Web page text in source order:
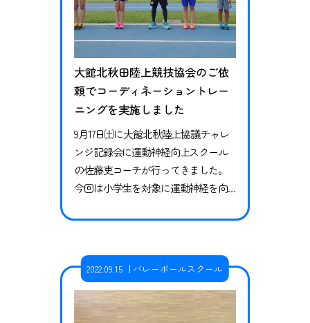
大館北秋田陸上競技協会のご依
頼でコーディネーショントレー
ニングを実施しました
9月17日㈯に大館北秋陸上協議チャレ
ンジ記録会に運動神経向上スクール
の佐藤吏コーチが行ってきました。
今回は小学生を対象に運動神経を向
につながるコーディネーショントレ
での開催ということもあり、参加者
は少なかったのですが、子ども達か
らは「楽しかった！難しいのもあっ
たけど、またやりたい！」という、
2022.09.15 バレーボールスクール